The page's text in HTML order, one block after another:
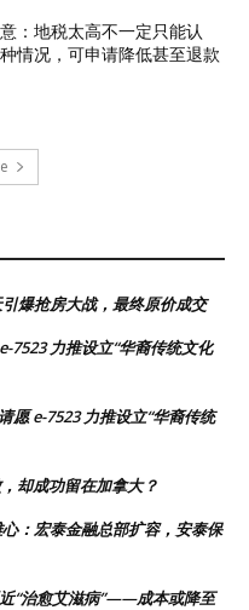
：地税太高不一定只能认
情况，可申请降低甚至退款
爆抢房大战，最终原价成交
7523 力推设立“华裔传统文化
愿 e-7523 力推设立“华裔传统
却成功留在加拿大？
：宏泰金融总部扩容，安泰保
“治愈艾滋病”——成本或降至